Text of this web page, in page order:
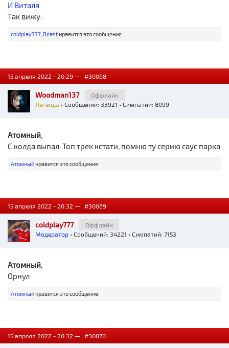
И Виталя
Так вижу.
coldplay777, Beastнравится это сообщение.
15 апреля 2022 - 20:29 — #30068
Woodman137
Оффлайн
Легенда • Сообщений: 33921 • Симпатий: 8099
Атомный,
С колда выпал. Топ трек кстати, помню ту серию саус парка
Атомныйнравится это сообщение.
15 апреля 2022 - 20:32 — #30069
coldplay777
Оффлайн
Модератор • Сообщений: 34221 • Симпатий: 7153
Атомный,
Орнул
Атомныйнравится это сообщение.
15 апреля 2022 - 20:32 — #30070